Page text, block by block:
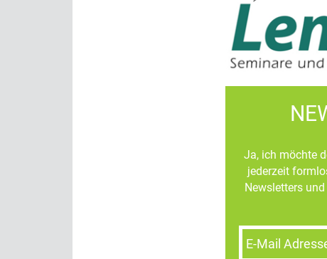
Ja, ich möchte
jederzeit
Newsletters
E-Mail